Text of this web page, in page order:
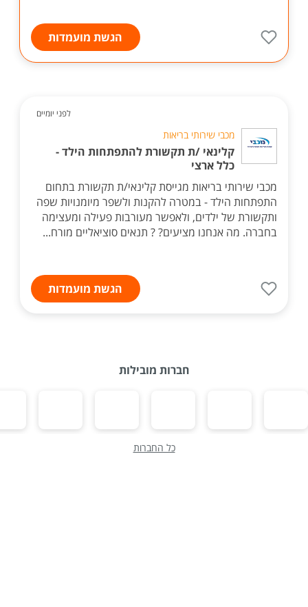
הגשת מועמדות
לפני יומיים
מכבי שירותי בריאות
קלינאי /ת תקשורת להתפתחות הילד -
כלל ארצי
מכבי שירותי בריאות מגייסת קלינאי/ת תקשורת בתחום
התפתחות הילד - במטרה להקנות ולשפר מיומנויות שפה
ותקשורת של ילדים, ולאפשר מעורבות פעילה ומעצימה
בחברה. מה אנחנו מציעים? ? תנאים סוציאליים מורח...
הגשת מועמדות
חברות מובילות
כל החברות